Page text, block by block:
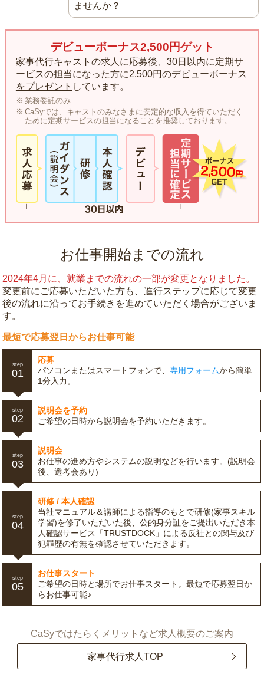
ませんか？
デビューボーナス2,500円ゲット
家事代行キャストの求人に応募後、30日以内に定期サ
ービスの担当になった方に2,500円のデビューボーナス
をプレゼント しています。
業務委託のみ
CaSyでは、キャストのみなさまに安定的な収入を得ていただく
ために定期サービスの担当になることを推奨しております。
お仕事開始までの流れ
2024年4月に、就業までの流れの一部が変更となりました。
変更前にご応募いただいた方も、進行ステップに応じて変更
後の流れに沿ってお手続きを進めていただく場合がございま
す。
最短で応募翌日からお仕事可能
step
01
応募
パソコンまたはスマートフォンで、専用フォームから簡単
1分入力。
step
02
説明会を予約
ご希望の日時から説明会を予約いただきます。
step
03
説明会
お仕事の進め方やシステムの説明などを行います。(説明会
後、選考会あり)
step
04
研修 / 本人確認
当社マニュアル＆講師による指導のもとで研修(家事スキル
学習)を修了いただいた後、公的身分証をご提出いただき本
人確認サービス「TRUSTDOCK」による反社との関与及び
犯罪歴の有無を確認させていただきます。
step
05
お仕事スタート
ご希望の日時と場所でお仕事スタート。最短で応募翌日か
らお仕事可能♪
CaSyではたらくメリットなど求人概要のご案内
家事代行求人TOP